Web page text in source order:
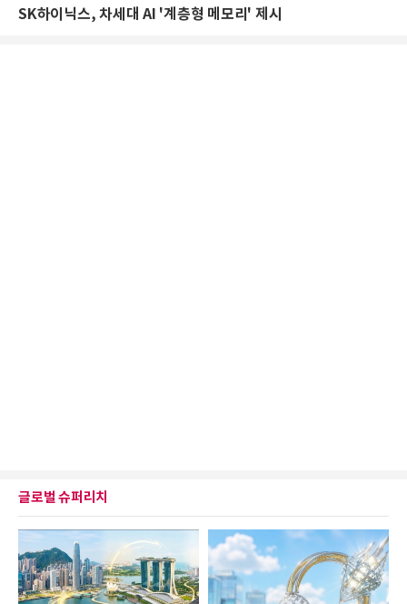
SK하이닉스, 차세대 AI '계층형 메모리' 제시
글로벌 슈퍼리치